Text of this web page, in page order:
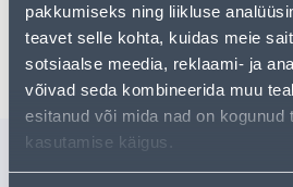
pakkumiseks ning liikluse
teavet selle kohta, kuidas meie
sotsiaalse meedia, reklaami- ja
võivad seda kombineerida muu
esitanud või mida nad on kogunud
kasutamise käigus.
Tarne pole võimalik
Sarnased tooted